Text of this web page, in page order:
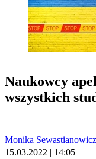
Naukowcy
wszystkich
Monika Sewastianowicz
15.03.2022 | 14:05